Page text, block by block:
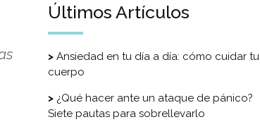
Últimos Artículos
Ansiedad en tu día a día: cómo cuidar tu
cuerpo
¿Qué hacer ante un ataque de pánico?
Siete pautas para sobrellevarlo